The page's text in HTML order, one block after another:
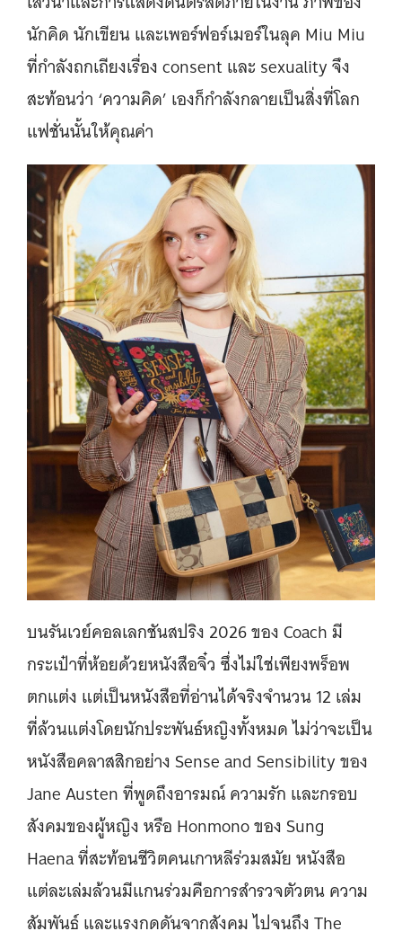
นักคิด นักเขียน และเพอร์ฟอร์เมอร์ในลุค Miu Miu
ที่กำลังถกเถียงเรื่อง consent และ sexuality จึง
สะท้อนว่า ‘ความคิด’ เองก็กำลังกลายเป็นสิ่งที่โลก
แฟชั่นนั้นให้คุณค่า
บนรันเวย์คอลเลกชันสปริง 2026 ของ Coach มี
กระเป๋าที่ห้อยด้วยหนังสือจิ๋ว ซึ่งไม่ใช่เพียงพร็อพ
ตกแต่ง แต่เป็นหนังสือที่อ่านได้จริงจำนวน 12 เล่ม
ที่ล้วนแต่งโดยนักประพันธ์หญิงทั้งหมด ไม่ว่าจะเป็น
หนังสือคลาสสิกอย่าง Sense and Sensibility ของ
Jane Austen ที่พูดถึงอารมณ์ ความรัก และกรอบ
สังคมของผู้หญิง หรือ Honmono ของ Sung
Haena ที่สะท้อนชีวิตคนเกาหลีร่วมสมัย หนังสือ
แต่ละเล่มล้วนมีแกนร่วมคือการสำรวจตัวตน ความ
สัมพันธ์ และแรงกดดันจากสังคม ไปจนถึง The